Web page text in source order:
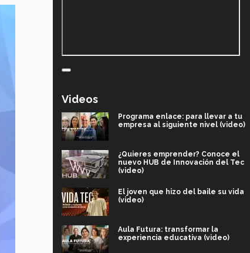
Videos
Programa enlace: para llevar a tu
empresa al siguiente nivel (video)
¿Quieres emprender? Conoce el
nuevo HUB de Innovación del Tec
(video)
El joven que hizo del baile su vida
(video)
Aula Futura: transformar la
experiencia educativa (video)